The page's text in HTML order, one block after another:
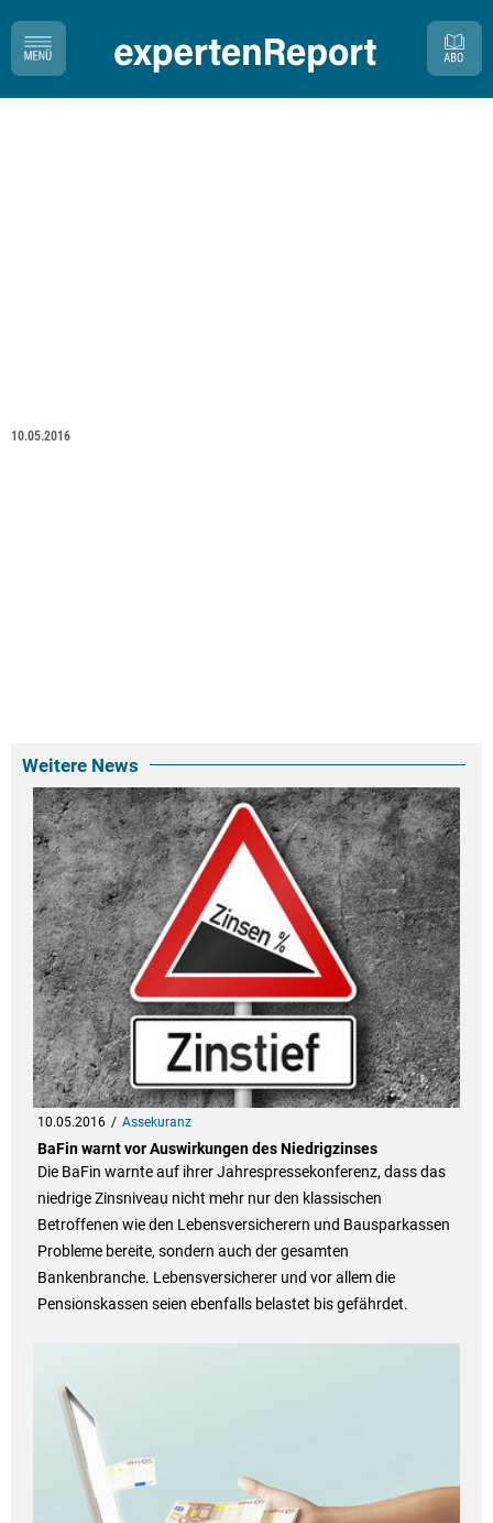
10.05.2016
Weitere News
10.05.2016 Assekuranz
BaFin warnt vor Auswirkungen des Niedrigzinses
Die BaFin warnte auf ihrer Jahrespressekonferenz, dass das
niedrige Zinsniveau nicht mehr nur den klassischen
Betroffenen wie den Lebensversicherern und Bausparkassen
Probleme bereite, sondern auch der gesamten
Bankenbranche. Lebensversicherer und vor allem die
Pensionskassen seien ebenfalls belastet bis gefährdet.